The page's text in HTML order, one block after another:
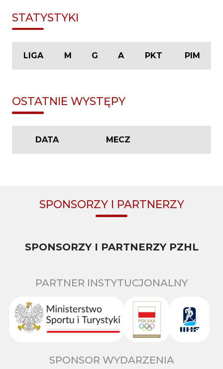
STATYSTYKI
LIGA M G A PKT PIM
OSTATNIE WYSTĘPY
DATA MECZ
SPONSORZY I PARTNERZY
SPONSORZY I PARTNERZY PZHL
PARTNER INSTYTUCJONALNY
SPONSOR WYDARZENIA